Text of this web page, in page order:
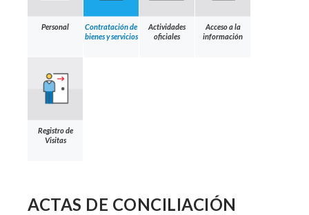
Personal
Contratación de
bienes y servicios
Actividades
oficiales
Acceso a la
información
Registro de
Visitas
ACTAS DE CONCILIACIÓN